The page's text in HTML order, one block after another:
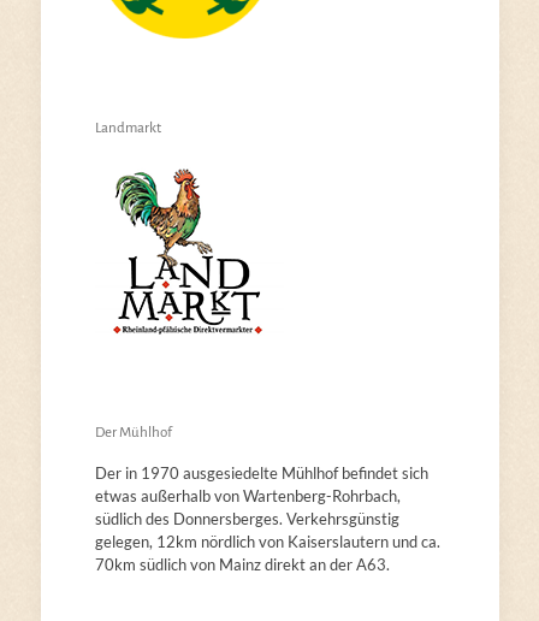
Landmarkt
Der Mühlhof
Der in 1970 ausgesiedelte Mühlhof befindet sich
etwas außerhalb von Wartenberg-Rohrbach,
südlich des Donnersberges. Verkehrsgünstig
gelegen, 12km nördlich von Kaiserslautern und ca.
70km südlich von Mainz direkt an der A63.